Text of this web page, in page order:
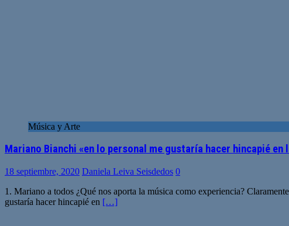
Música y Arte
Mariano Bianchi «en lo personal me gustaría hacer hincapié
18 septiembre, 2020 Daniela Leiva Seisdedos 0
1. Mariano a todos ¿Qué nos aporta la música como experiencia?
gustaría hacer hincapié en […]